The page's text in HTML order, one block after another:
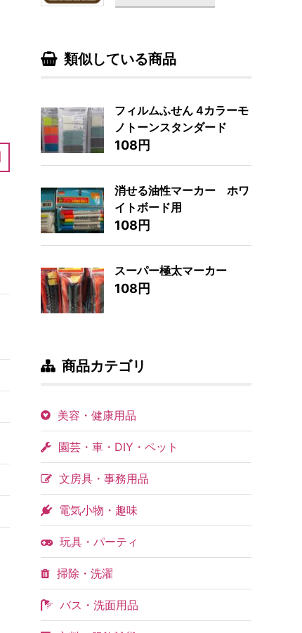
類似している商品
フィルムふせん 4カラーモ
ノトーンスタンダード
108円
消せる油性マーカー ホワ
イトボード用
108円
スーパー極太マーカー
108円
商品カテゴリ
美容・健康用品
園芸・車・DIY・ペット
文房具・事務用品
電気小物・趣味
玩具・パーティ
掃除・洗濯
バス・洗面用品